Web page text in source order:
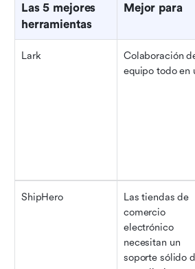
Las 5 mejores
herramientas
Mejor para
Lark
Colaboración
equipo todo en
ShipHero
Las tiendas de
comercio
electrónico
necesitan un
soporte sólido